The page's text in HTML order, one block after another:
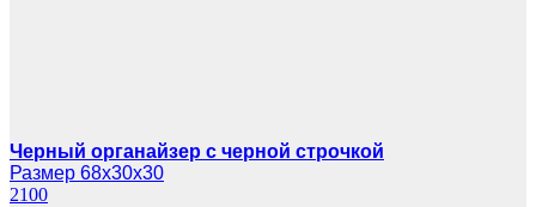
Черный органайзер с черной строчкой
Размер 68х30х30
2100